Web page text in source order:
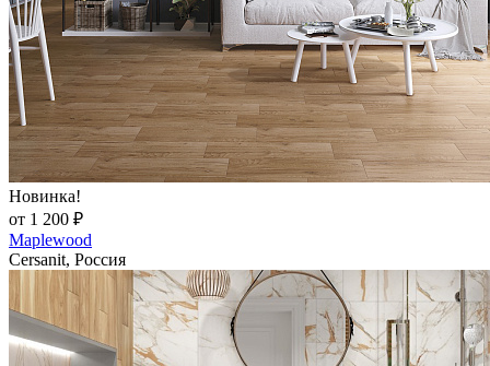
Новинка!
от 1 200 ₽
Maplewood
Cersanit, Россия